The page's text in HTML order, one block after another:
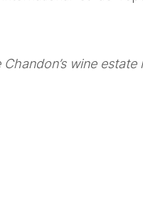
wine estate